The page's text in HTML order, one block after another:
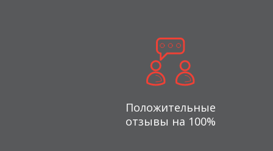
Положительные
отзывы на 100%